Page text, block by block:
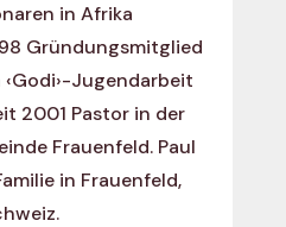
in Afrika
Gründungsmitglied
Jugendarbeit
2001 Pastor in der
Frauenfeld. Paul
in Frauenfeld,